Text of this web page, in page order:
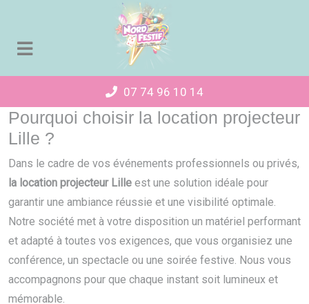
07 74 96 10 14
Pourquoi choisir la location projecteur
Lille ?
Dans le cadre de vos événements professionnels ou privés,
la location projecteur Lille est une solution idéale pour
garantir une ambiance réussie et une visibilité optimale.
Notre société met à votre disposition un matériel performant
et adapté à toutes vos exigences, que vous organisiez une
conférence, un spectacle ou une soirée festive. Nous vous
accompagnons pour que chaque instant soit lumineux et
mémorable.
Panneau de gestion des cookies